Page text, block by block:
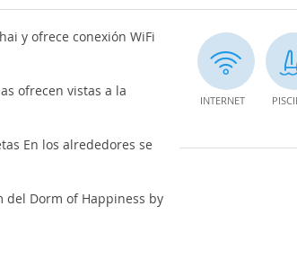
y ofrece conexión WiFi
ofrecen vistas a la
En los alrededores se
del Dorm of Happiness by
INTERNET